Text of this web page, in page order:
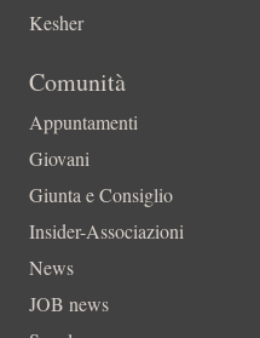
Kesher
Comunità
Appuntamenti
Giovani
Giunta e Consiglio
Insider-Associazioni
News
JOB news